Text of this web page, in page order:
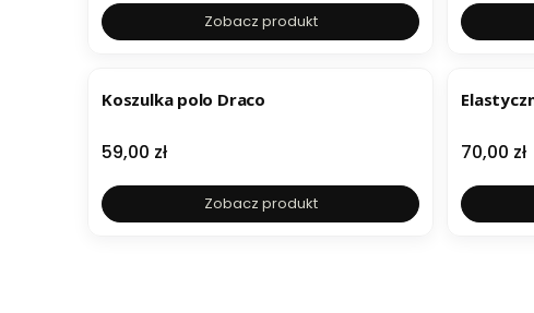
Zobacz produkt
Koszulka polo Draco
Cena
59,00 zł
Zobacz produkt
Cena
70,00 zł